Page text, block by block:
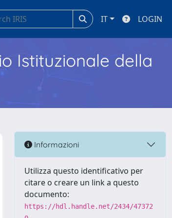
IT LOGIN
Istituzionale della
Informazioni
Utilizza questo identificativo per
citare o creare un link a questo
documento:
https://hdl.handle.net/2434/47372